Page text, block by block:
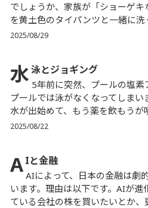
でしょうか、家族が「ショーゲ
を黄土色のタイパンツと一緒に
2025/08/29
水泳とジョギング
5年前に突然、プールの塩素アレルギーが出て、私は元々泳ぐことが大好きだったのですが、それ以来
プールでは泳がなくなってしま
水が出始めて、もう薬を飲もうが
2025/08/22
A Iと金融
AIによって、日本の金融は劇的に変わる。そして金融行政も劇的に変わらねばならない。と、私は考えて
います。理由は以下です。AIが
ている会社の株を買いたいとか